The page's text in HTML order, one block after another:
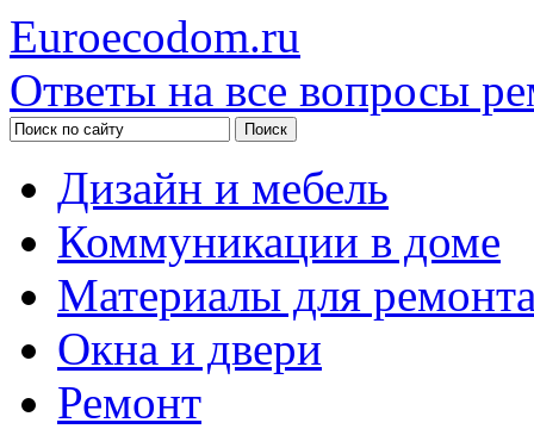
Euroecodom.ru
Ответы на все вопросы
Дизайн и мебель
Коммуникации в доме
Материалы для
Окна и двери
Ремонт